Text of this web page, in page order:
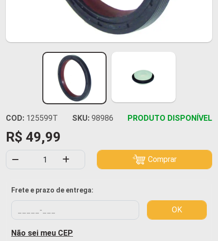
COD: 125599T SKU: 98986 PRODUTO DISPONÍVEL
R$ 49,99
Comprar
Frete e prazo de entrega:
OK
Não sei meu CEP